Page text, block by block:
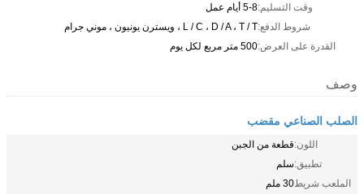
وقت التسليم:5-8 أيام عمل
شروط الدفع:L / C ، D / A ، T / T ، ويسترن يونيون ، موني جرام
القدرة على العرض:500 متر مربع لكل يوم
وصف
الصلب الصناعي مقضب
اللون:قطعة من الجبن
تطبيق:سلم
الملعب شريط30 ملم